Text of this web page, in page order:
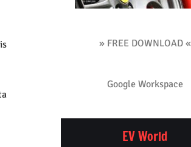
» FREE DOWNLOAD «
Google Workspace
EV World